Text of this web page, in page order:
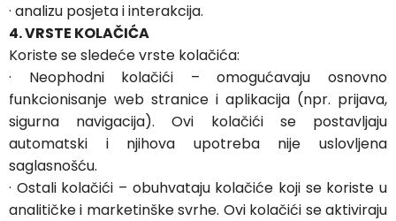
· analizu posjeta i interakcija.
4. VRSTE KOLAČIĆA
Koriste se sledeće vrste kolačića:
· Neophodni kolačići – omogućavaju osnovno
funkcionisanje web stranice i aplikacija (npr. prijava,
sigurna navigacija). Ovi kolačići se postavljaju
automatski i njihova upotreba nije uslovljena
saglasnošću.
· Ostali kolačići – obuhvataju kolačiće koji se koriste u
analitičke i marketinške svrhe. Ovi kolačići se aktiviraju